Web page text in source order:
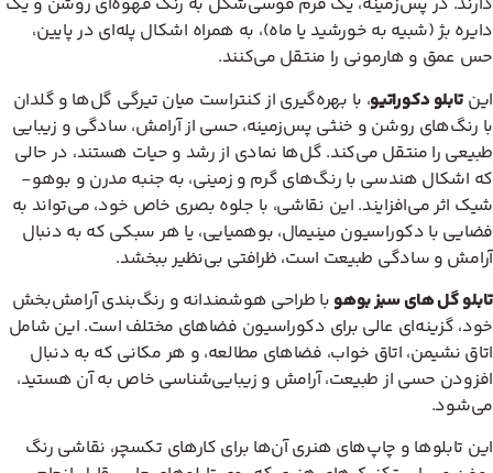
دایره بژ (شبیه به خورشید یا ماه)، به همراه اشکال پله‌ای در پایین،
حس عمق و هارمونی را منتقل می‌کنند.
این تابلو دکوراتیو، با بهره‌گیری از کنتراست میان تیرگی گل‌ها و گلدان
با رنگ‌های روشن و خنثی پس‌زمینه، حسی از آرامش، سادگی و زیبایی
طبیعی را منتقل می‌کند. گل‌ها نمادی از رشد و حیات هستند، در حالی
که اشکال هندسی با رنگ‌های گرم و زمینی، به جنبه مدرن و بوهو-
شیک اثر می‌افزایند. این نقاشی، با جلوه بصری خاص خود، می‌تواند به
فضایی با دکوراسیون مینیمال، بوهمیایی، یا هر سبکی که به دنبال
آرامش و سادگی طبیعت است، ظرافتی بی‌نظیر ببخشد.
تابلو گل های سبز بوهو با طراحی هوشمندانه و رنگ‌بندی آرامش‌بخش
خود، گزینه‌ای عالی برای دکوراسیون فضاهای مختلف است. این شامل
اتاق نشیمن، اتاق خواب، فضاهای مطالعه، و هر مکانی که به دنبال
افزودن حسی از طبیعت، آرامش و زیبایی‌شناسی خاص به آن هستید،
می‌شود.
این تابلوها و چاپ‌های هنری آن‌ها برای کارهای تکسچر، نقاشی رنگ